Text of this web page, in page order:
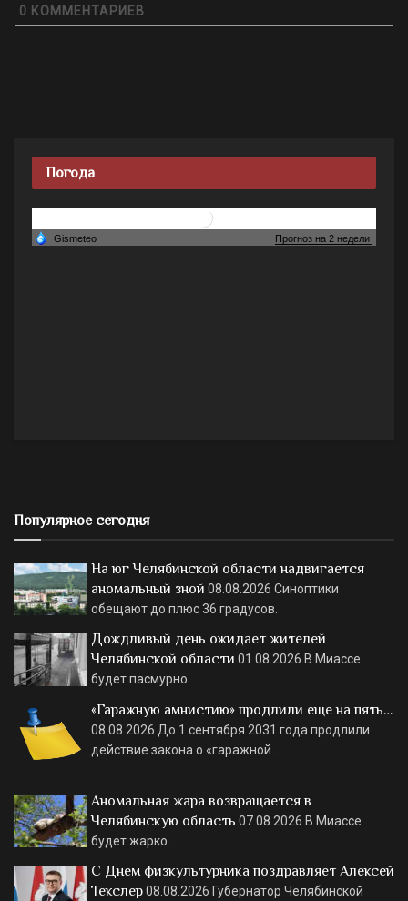
0 КОММЕНТАРИЕВ
Погода
Популярное сегодня
На юг Челябинской области надвигается
аномальный зной 08.08.2026 Синоптики
обещают до плюс 36 градусов.
Дождливый день ожидает жителей
Челябинской области 01.08.2026 В Миассе
будет пасмурно.
«Гаражную амнистию» продлили еще на пять…
08.08.2026 До 1 сентября 2031 года продлили
действие закона о «гаражной…
Аномальная жара возвращается в
Челябинскую область 07.08.2026 В Миассе
будет жарко.
С Днем физкультурника поздравляет Алексей
Текслер08.08.2026 Губернатор Челябинской